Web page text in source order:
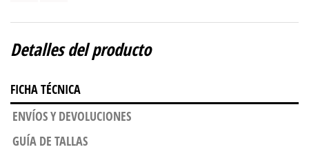
Detalles del producto
FICHA TÉCNICA
ENVÍOS Y DEVOLUCIONES
GUÍA DE TALLAS